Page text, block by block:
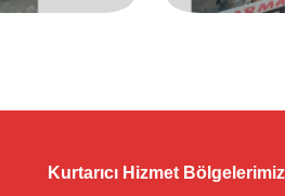
Kurtarıcı Hizmet Bölgelerimiz